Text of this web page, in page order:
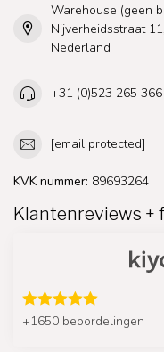
Warehouse (geen
Nijverheidsstraat
Nederland
+31 (0)523 265 366
[email protected]
KVK nummer: 89693264
Klantenreviews +
+1650 beoordelingen